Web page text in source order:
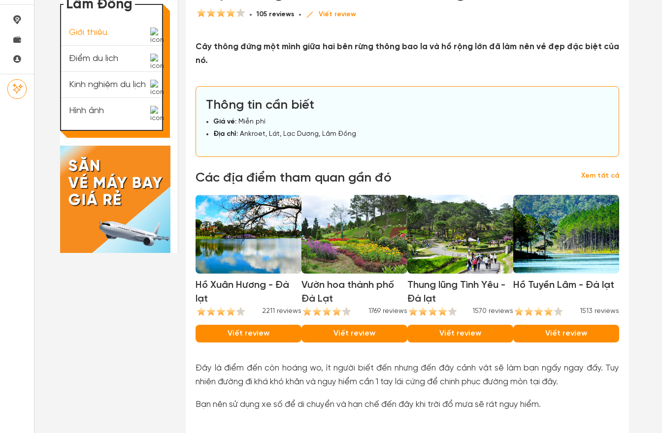
105 reviews Viết review
Cây thông đứng một mình giữa hai bên rừng thông bao la và hồ rộng lớn đã làm nên vẻ đẹp đặc biệt của
nó.
Thông tin cần biết
Giá vé: Miễn phí
Địa chỉ: Ankroet, Lát, Lạc Dương, Lâm Đồng
Các địa điểm tham quan gần đó Xem tất cả
Hồ Xuân Hương - Đà
lạt
2211 reviews
Viết review
Vườn hoa thành phố
Đà Lạt
1769 reviews
Viết review
Thung lũng Tình Yêu -
Đà lạt
1570 reviews
Viết review
Hồ Tuyền Lâm - Đà lạt
1513 reviews
Viết review
Đây là điểm đến còn hoáng wo, ít người biết đến nhưng đến đây cảnh vật sẽ làm bạn ngấy ngay đấy. Tuy
nhiên đường đi khá khó khăn và nguy hiểm cần 1 tay lái cứng để chinh phục đường mòn tại đây.
Bạn nên sử dụng xe số để di chuyển và hạn chế đến đây khi trời đổ mưa sẽ rát nguy hiểm.
Lâm Đồng
Giới thiệu
Điểm du lịch
Kinh nghiệm du lịch
Hình ảnh